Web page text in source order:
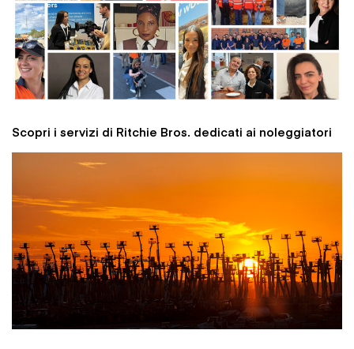
Scopri i servizi di Ritchie Bros. dedicati ai noleggiatori